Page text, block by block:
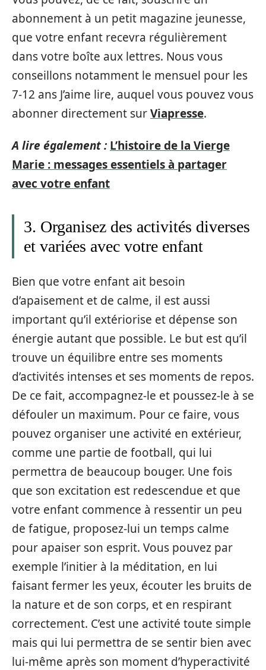
abonnement à un petit magazine jeunesse,
que votre enfant recevra régulièrement
dans votre boîte aux lettres. Nous vous
conseillons notamment le mensuel pour les
7-12 ans J’aime lire, auquel vous pouvez vous
abonner directement surViapresse.
A lire également : L’histoire de la Vierge
Marie : messages essentiels à partager
avec votre enfant
3. Organisez des activités diverses
et variées avec votre enfant
Bien que votre enfant ait besoin
d’apaisement et de calme, il est aussi
important qu’il extériorise et dépense son
énergie autant que possible. Le but est qu’il
trouve un équilibre entre ses moments
d’activités intenses et ses moments de repos.
De ce fait, accompagnez-le et poussez-le à se
défouler un maximum. Pour ce faire, vous
pouvez organiser une activité en extérieur,
comme une partie de football, qui lui
permettra de beaucoup bouger. Une fois
que son excitation est redescendue et que
votre enfant commence à ressentir un peu
de fatigue, proposez-lui un temps calme
pour apaiser son esprit. Vous pouvez par
exemple l’initier à la méditation, en lui
faisant fermer les yeux, écouter les bruits de
la nature et de son corps, et en respirant
correctement. C’est une activité toute simple
mais qui lui permettra de se sentir bien avec
lui-même après son moment d’hyperactivité